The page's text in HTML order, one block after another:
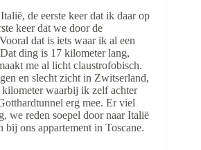
de eerste keer dat ik daar op
keer dat we door de
dat is iets waar ik al een
ding is 17 kilometer lang,
me al licht claustrofobisch.
en slecht zicht in Zwitserland,
waarbij ik zelf achter
erg mee. Er viel
we reden soepel door naar Italië
bij ons appartement in Toscane.